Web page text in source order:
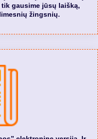
gausime jūsų laišką,
žingsnių.